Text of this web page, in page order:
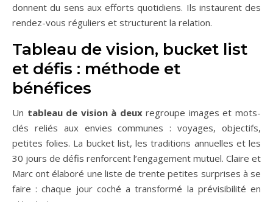
donnent du sens aux efforts quotidiens. Ils instaurent des
rendez-vous réguliers et structurent la relation.
Tableau de vision, bucket list
et défis : méthode et
bénéfices
Un tableau de vision à deuxregroupe images et mots-
clés reliés aux envies communes : voyages, objectifs,
petites folies. La bucket list, les traditions annuelles et les
30 jours de défis renforcent l’engagement mutuel. Claire et
Marc ont élaboré une liste de trente petites surprises à se
faire : chaque jour coché a transformé la prévisibilité en